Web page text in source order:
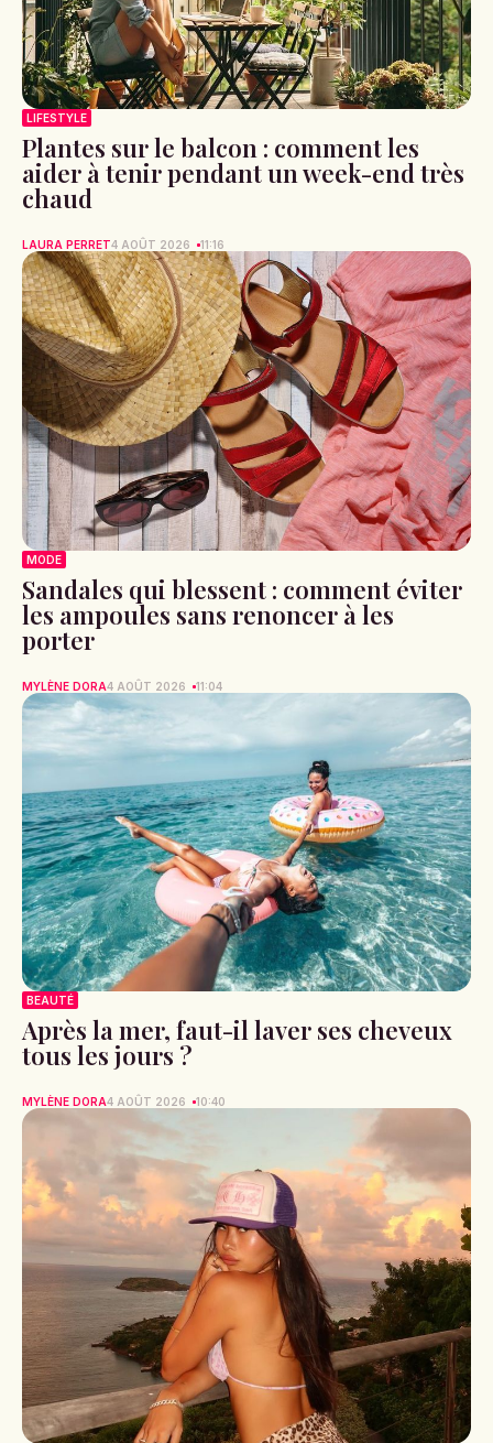
LIFESTYLE
Plantes sur le balcon : comment les
aider à tenir pendant un week-end très
chaud
LAURA PERRET4 AOÛT 2026 11:16
MODE
Sandales qui blessent : comment éviter
les ampoules sans renoncer à les
porter
MYLÈNE DORA4 AOÛT 2026 11:04
BEAUTÉ
Après la mer, faut-il laver ses cheveux
tous les jours ?
MYLÈNE DORA4 AOÛT 2026 10:40